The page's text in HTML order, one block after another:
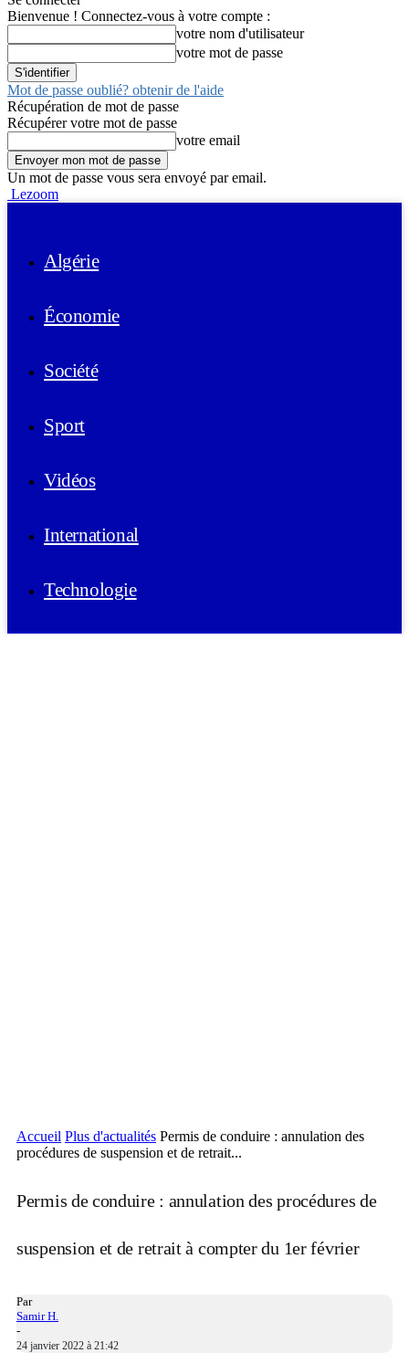
Bienvenue ! Connectez-vous à votre compte :
votre nom d'utilisateur
votre mot de passe
Mot de passe oublié? obtenir de l'aide
Récupération de mot de passe
Récupérer votre mot de passe
votre email
Un mot de passe vous sera envoyé par email.
Lezoom
Algérie
Économie
Société
Sport
Vidéos
International
Technologie
Accueil Plus d'actualités Permis de conduire : annulation des
procédures de suspension et de retrait...
Permis de conduire : annulation des procédures de
suspension et de retrait à compter du 1er février
Par
Samir H.
-
24 janvier 2022 à 21:42